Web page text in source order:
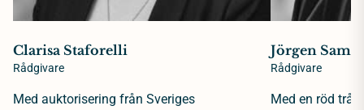
Clarisa Staforelli
Rådgivare
Med auktorisering från Sveriges
Jörgen
Rådgivare
Med en röd